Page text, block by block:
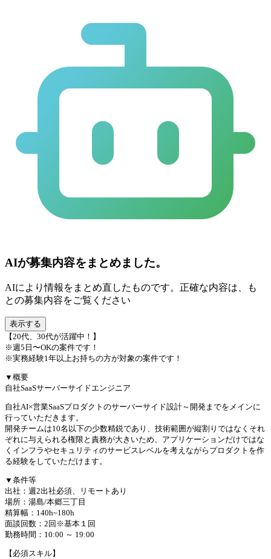
AIが募集内容をまとめました。
AIにより情報をまとめ直したものです。正確な内容は、も
との募集内容をご覧ください
表示する
【20代、30代が活躍中！】
※週5日〜OKの案件です！
※実務経験1年以上お持ちの方が対象の案件です！
▼概要
自社SaaSサーバーサイドエンジニア
自社AI×営業SaaSプロダクトのサーバーサイド設計～開発までをメインに
行っていただきます。
開発チームは10名以下の少数精鋭であり、技術範囲が縦割りではなくそれ
ぞれに与えられる権限と責務が大きいため、アプリケーションだけではな
くインフラやセキュリティのサービスレベルを考えながらプロダクトを作
る経験をしていただけます。
▼条件等
出社：週2出社必須、リモートあり
場所：湯島/本郷三丁目
精算幅：140h~180h
面談回数：2回※基本１回
勤務時間：10:00 ～ 19:00
【必須スキル】